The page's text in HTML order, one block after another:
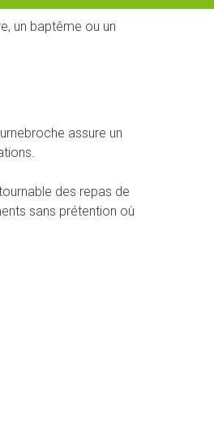
un baptême ou un
assure un
des repas de
sans prétention où